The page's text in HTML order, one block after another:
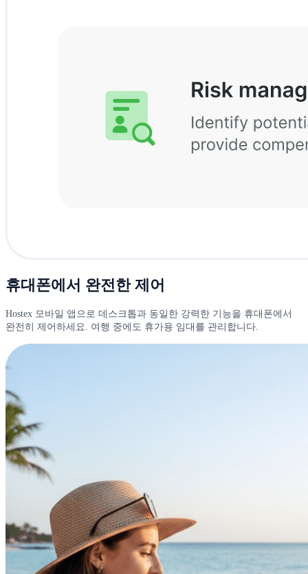
휴대폰에서 완전한 제어
Hostex 모바일 앱으로 데스크톱과 동일한 강력한 기능을 휴대폰에서
완전히 제어하세요. 여행 중에도 휴가용 임대를 관리합니다.